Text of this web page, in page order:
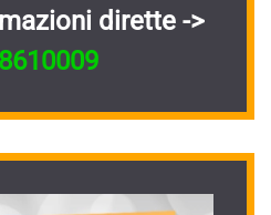
dirette ->